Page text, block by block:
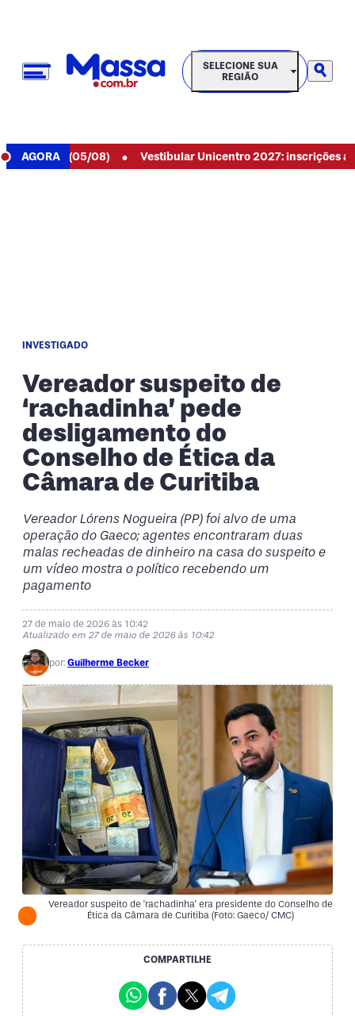
SELECIONE SUA REGIÃO
SELECIONE SUA
REGIÃO
AGORA
hoje (05/08) • Vestibular Unicentro 2027: inscrições abertas
INVESTIGADO
Vereador suspeito de
‘rachadinha’ pede
desligamento do
Conselho de Ética da
Câmara de Curitiba
Vereador Lórens Nogueira (PP) foi alvo de uma
operação do Gaeco; agentes encontraram duas
malas recheadas de dinheiro na casa do suspeito e
um vídeo mostra o político recebendo um
pagamento
27 de maio de 2026 às 10:42
Atualizado em 27 de maio de 2026 às 10:42
por: Guilherme Becker
Vereador suspeito de 'rachadinha' era presidente do Conselho de
Ética da Câmara de Curitiba (Foto: Gaeco/ CMC)
COMPARTILHE